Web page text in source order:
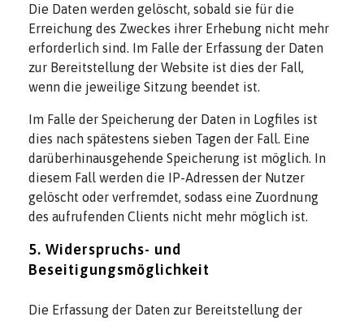
Die Daten werden gelöscht, sobald sie für die
Erreichung des Zweckes ihrer Erhebung nicht mehr
erforderlich sind. Im Falle der Erfassung der Daten
zur Bereitstellung der Website ist dies der Fall,
wenn die jeweilige Sitzung beendet ist.
Im Falle der Speicherung der Daten in Logfiles ist
dies nach spätestens sieben Tagen der Fall. Eine
darüberhinausgehende Speicherung ist möglich. In
diesem Fall werden die IP-Adressen der Nutzer
gelöscht oder verfremdet, sodass eine Zuordnung
des aufrufenden Clients nicht mehr möglich ist.
5. Widerspruchs- und
Beseitigungsmöglichkeit
Die Erfassung der Daten zur Bereitstellung der